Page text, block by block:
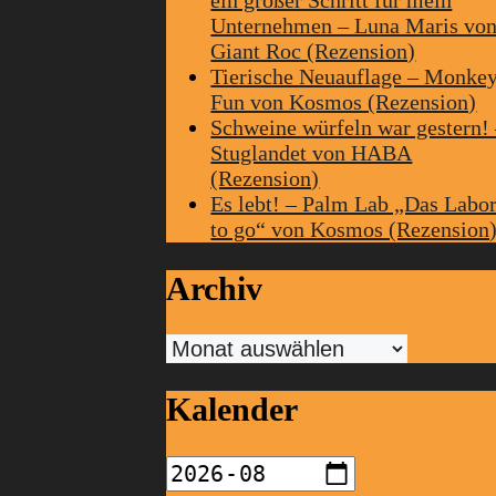
Unternehmen – Luna Maris von
Giant Roc (Rezension)
Tierische Neuauflage –
Fun von Kosmos (Rezension)
Schweine würfeln war gestern!
Stuglandet von HABA
(Rezension)
Es lebt! – Palm Lab „Das Labor
to go“ von Kosmos (Rezension)
Archiv
Archiv
Kalender